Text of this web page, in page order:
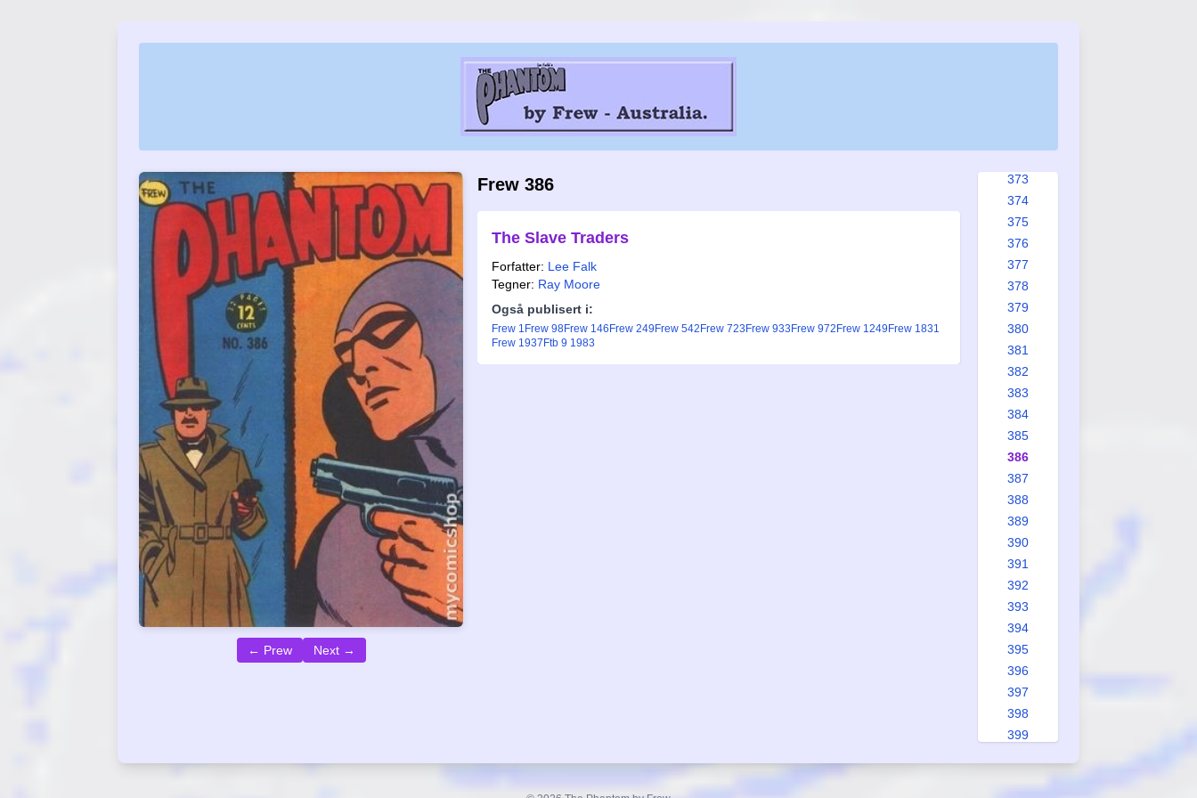
← Prew Next →
Frew 386
The Slave Traders
Forfatter: Lee Falk
Tegner: Ray Moore
Også publisert i:
Frew 1 Frew 98Frew 146 Frew 249 Frew 542 Frew 723 Frew 933 Frew 972 Frew 1249 Frew 1831
Frew 1937 Ftb 9 1983
373
374
375
376
377
378
379
380
381
382
383
384
385
386
387
388
389
390
391
392
393
394
395
396
397
398
399